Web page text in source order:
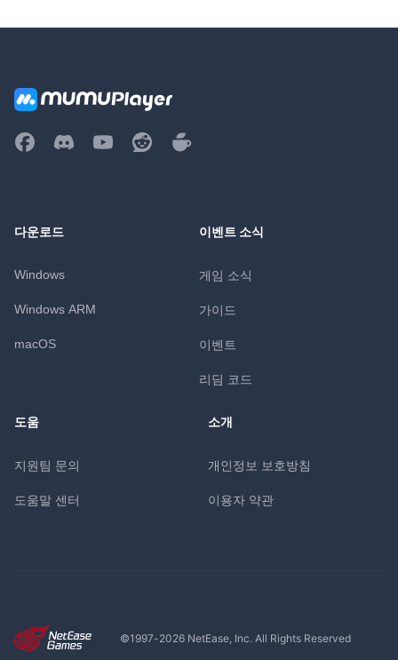
다운로드
Windows
Windows ARM
macOS
이벤트 소식
게임 소식
가이드
이벤트
리딤 코드
도움
지원팀 문의
도움말 센터
소개
개인정보 보호방침
이용자 약관
©1997-2026NetEase, Inc. All Rights Reserved